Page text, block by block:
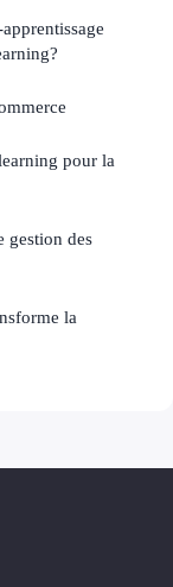
pour la
gestion des
la